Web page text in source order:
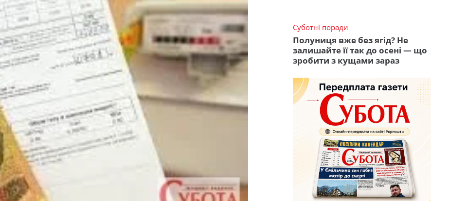
Суботні поради
Полуниця вже без ягід? Не
залишайте її так до осені — що
зробити з кущами зараз